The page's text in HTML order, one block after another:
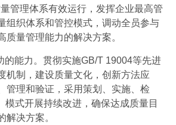
管理体系有效运行，发挥企业最高管
组织体系和管控模式，调动全员参与
质量管理能力的解决方案。
的能力。贯彻实施GB/T 19004等先进
机制，建设质量文化，创新方法应
管理和验证，采用策划、实施、检
模式开展持续改进，确保达成质量目
解决方案。